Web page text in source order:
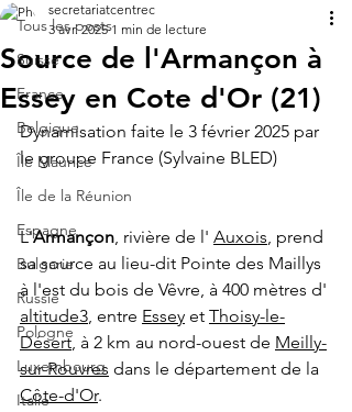
Tous les posts
Suisse
France
Belgique
Île Maurice
Île de la Réunion
Espagne
Bulgarie
Russie
Pologne
Luxembourg
Italie
Source de l'Armançon à
Essey en Cote d'Or (21)
secretariatcentrec
3 avr. 2025 1 min de lecture
Dynamisation faite le 3 février 2025 par
le groupe France (Sylvaine BLED)
L'Armançon, rivière de l' Auxois, prend
sa source au lieu-dit Pointe des Maillys
à l'est du bois de Vêvre, à 400 mètres d'
altitude3, entre Essey et Thoisy-le-
Désert, à 2 km au nord-ouest de Meilly-
sur-Rouvres dans le département de la
Côte-d'Or.